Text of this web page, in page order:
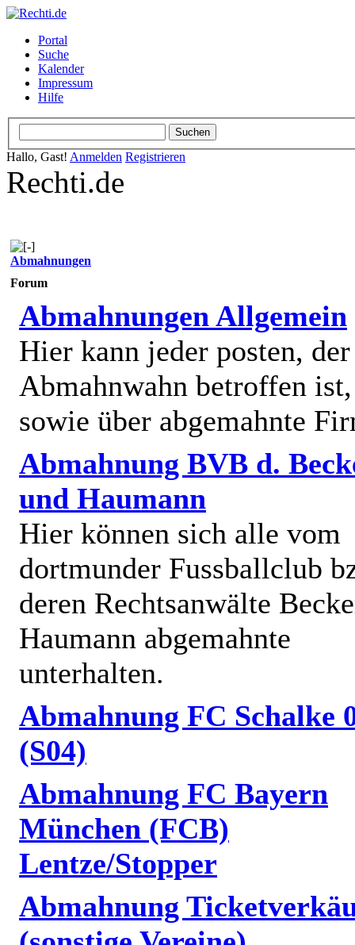
Portal
Suche
Kalender
Impressum
Hilfe
Hallo, Gast! Anmelden Registrieren
Rechti.de
Abmahnungen
Forum
Abmahnungen Allgemein
Hier kann jeder posten,
Abmahnwahn betroffen ist,
sowie über abgemahnte
Abmahnung BVB d.
und Haumann
Hier können sich alle vom
dortmunder Fussballclub
deren Rechtsanwälte
Haumann abgemahnte
unterhalten.
Abmahnung FC Schalke
(S04)
Abmahnung FC Bayern
München (FCB)
Lentze/Stopper
Abmahnung